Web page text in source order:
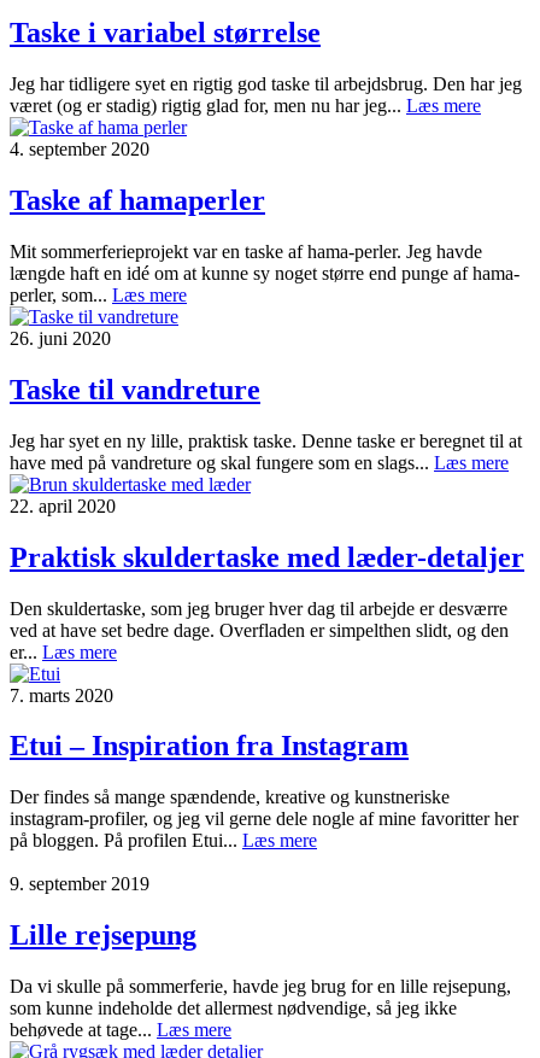
Taske i variabel størrelse
Jeg har tidligere syet en rigtig god taske til arbejdsbrug. Den har jeg
været (og er stadig) rigtig glad for, men nu har jeg... Læs mere
4. september 2020
Taske af hamaperler
Mit sommerferieprojekt var en taske af hama-perler. Jeg havde
længde haft en idé om at kunne sy noget større end punge af hama-
perler, som... Læs mere
26. juni 2020
Taske til vandreture
Jeg har syet en ny lille, praktisk taske. Denne taske er beregnet til at
have med på vandreture og skal fungere som en slags... Læs mere
22. april 2020
Praktisk skuldertaske med læder-detaljer
Den skuldertaske, som jeg bruger hver dag til arbejde er desværre
ved at have set bedre dage. Overfladen er simpelthen slidt, og den
er... Læs mere
7. marts 2020
Etui – Inspiration fra Instagram
Der findes så mange spændende, kreative og kunstneriske
instagram-profiler, og jeg vil gerne dele nogle af mine favoritter her
på bloggen. På profilen Etui... Læs mere
9. september 2019
Lille rejsepung
Da vi skulle på sommerferie, havde jeg brug for en lille rejsepung,
som kunne indeholde det allermest nødvendige, så jeg ikke
behøvede at tage... Læs mere